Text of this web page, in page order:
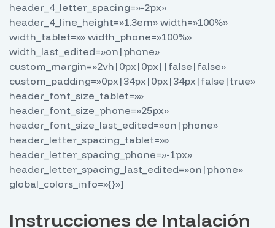
header_4_letter_spacing=»-2px»
header_4_line_height=»1.3em» width=»100%»
width_tablet=»» width_phone=»100%»
width_last_edited=»on|phone»
custom_margin=»2vh|0px|0px||false|false»
custom_padding=»0px|34px|0px|34px|false|true»
header_font_size_tablet=»»
header_font_size_phone=»25px»
header_font_size_last_edited=»on|phone»
header_letter_spacing_tablet=»»
header_letter_spacing_phone=»-1px»
header_letter_spacing_last_edited=»on|phone»
global_colors_info=»{}»]
Instrucciones de Intalación